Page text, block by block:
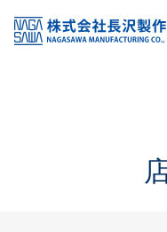
KSS加盟店・取扱店情報
店舗一覧